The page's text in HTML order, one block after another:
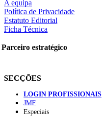
A equipa
Política de Privacidade
Estatuto Editorial
Ficha Técnica
Parceiro estratégico
SECÇÕES
LOGIN PROFISSIONAIS
JMF
Especiais